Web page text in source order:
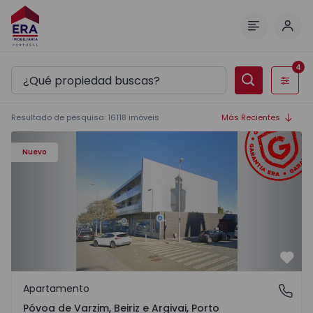
Filtros
4
Resultado de pesquisa: 16118 imóveis Más Recientes
Nuevo
Apartamento T3 Póvoa de Varzim, Póvoa de Varzim,
Póvoa de Varzim, Beiriz e Argivai, Porto
Apartamento
Póvoa de Varzim, Beiriz e Argivai, Porto